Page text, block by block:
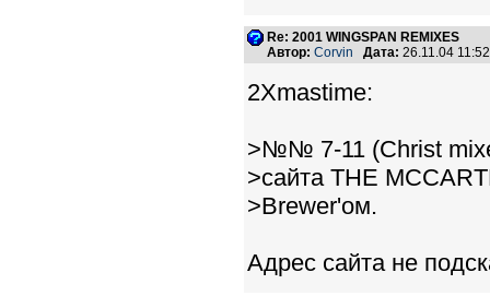
Re: 2001 WINGSPAN REMIXES
Автор: Corvin Дата: 26.11.04
2Xmastime:
>№№ 7-11 (Christ
>сайта THE
>Brewer'ом.
Адрес сайта не